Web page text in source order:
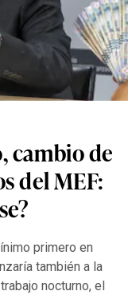
cambio de
del MEF:
primero en
también a la
nocturno, el